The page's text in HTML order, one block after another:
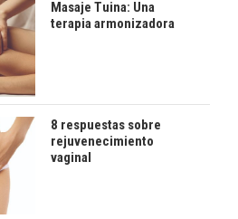
Masaje Tuina: Una
terapia armonizadora
8 respuestas sobre
rejuvenecimiento
vaginal